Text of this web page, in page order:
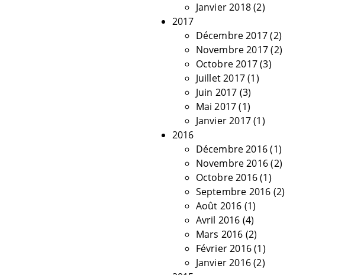
Janvier 2018(2)
2017
Décembre 2017(2)
Novembre 2017(2)
Octobre 2017(3)
Juillet 2017(1)
Juin 2017 (3)
Mai 2017(1)
Janvier 2017(1)
2016
Décembre 2016(1)
Novembre 2016(2)
Octobre 2016(1)
Septembre 2016 (2)
Août 2016 (1)
Avril 2016 (4)
Mars 2016 (2)
Février 2016(1)
Janvier 2016(2)